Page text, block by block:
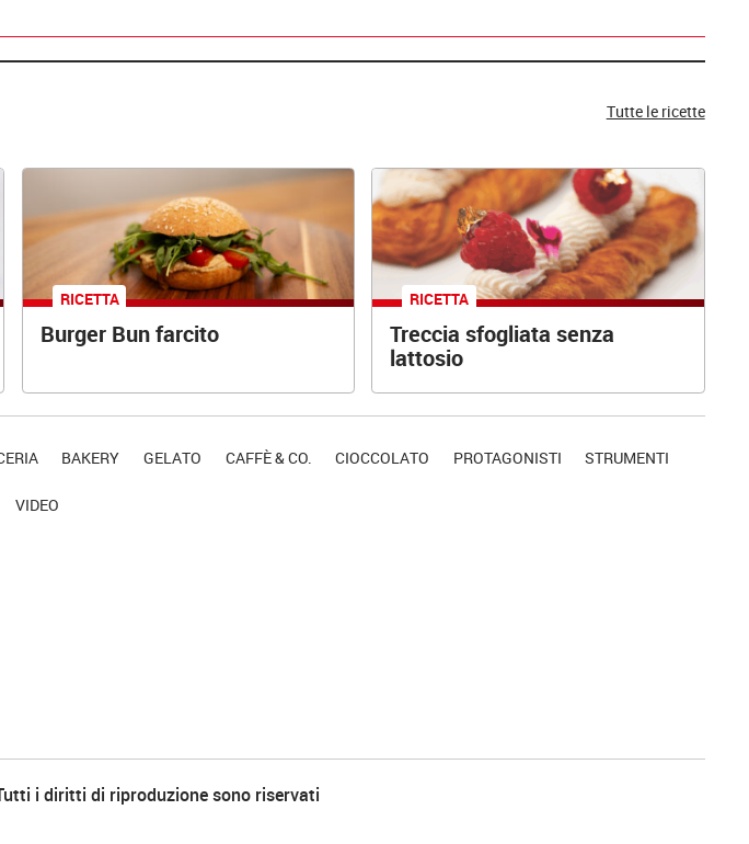
Tutte le ricette
RICETTA
Burger Bun farcito
RICETTA
Treccia sfogliata senza
lattosio
BAKERY GELATO CAFFÈ & CO. CIOCCOLATO PROTAGONISTI STRUMENTI
VIDEO
i diritti di riproduzione sono riservati